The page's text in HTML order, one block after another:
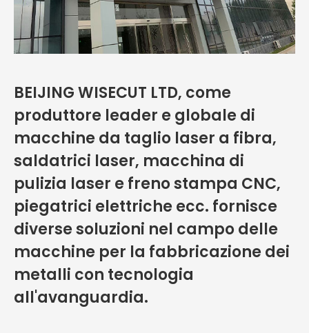
BEIJING WISECUT LTD, come
produttore leader e globale di
macchine da taglio laser a fibra,
saldatrici laser, macchina di
pulizia laser e freno stampa CNC,
piegatrici elettriche ecc. fornisce
diverse soluzioni nel campo delle
macchine per la fabbricazione dei
metalli con tecnologia
all'avanguardia.